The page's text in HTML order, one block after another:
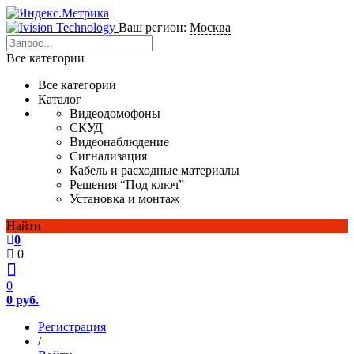
Ваш регион: Москва
Все категории
Все категории
Каталог
Видеодомофоны
СКУД
Видеонаблюдение
Сигнализация
Кабель и расходные материалы
Решения “Под ключ”
Установка и монтаж
Найти
0
0
0
0 руб.
Регистрация
/